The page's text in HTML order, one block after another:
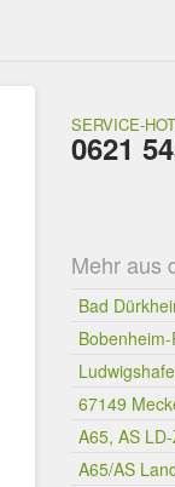
SERVICE-
0621
Mehr aus
Bad
67149
A65, AS
A65/AS